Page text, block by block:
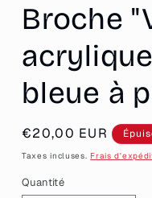
Broche
bleue à
Prix
habituel
€20,00 EUR
Taxes incluses. Frais
Quantité
Quantité